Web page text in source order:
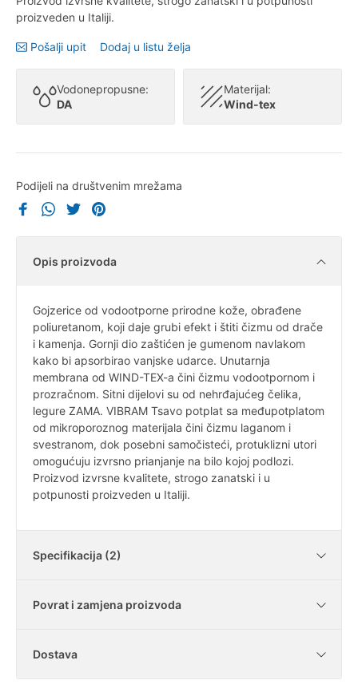
proizveden u Italiji.
Pošalji upit Dodaj u listu želja
Vodonepropusne:
DA
Materijal:
Wind-tex
Podijeli na društvenim mrežama
Opis proizvoda
Gojzerice od vodootporne prirodne kože, obrađene
poliuretanom, koji daje grubi efekt i štiti čizmu od drače
i kamenja. Gornji dio zaštićen je gumenom navlakom
kako bi apsorbirao vanjske udarce. Unutarnja
membrana od WIND-TEX-a čini čizmu vodootpornom i
prozračnom. Sitni dijelovi su od nehrđajućeg čelika,
legure ZAMA. VIBRAM Tsavo potplat sa međupotplatom
od mikroporoznog materijala čini čizmu laganom i
svestranom, dok posebni samočisteći, protuklizni utori
omogućuju izvrsno prianjanje na bilo kojoj podlozi.
Proizvod izvrsne kvalitete, strogo zanatski i u
potpunosti proizveden u Italiji.
Specifikacija (2)
Vodonepropusne
Materijal
Povrat i zamjena proizvoda
Dostava